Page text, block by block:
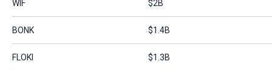
WIF $2B
BONK $1.4B
FLOKI $1.3B